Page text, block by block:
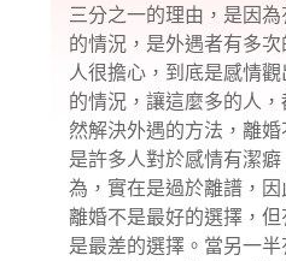
三分之一的理由，是因
的情況，是外遇者有多
人很擔心，到底是感情
的情況，讓這麼多的人
然解決外遇的方法，離
是許多人對於感情有潔
為，實在是過於離譜，因
離婚不是最好的選擇，
是最差的選擇。當另一